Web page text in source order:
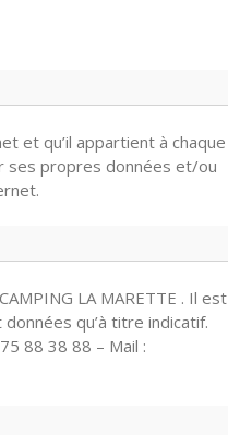
et qu’il appartient à chaque
ses propres données et/ou
LA MARETTE . Il est
qu’à titre indicatif.
88 38 88 – Mail :